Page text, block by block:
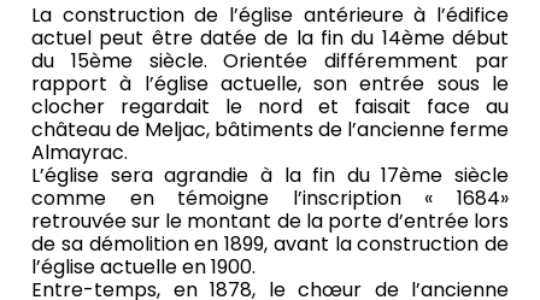
La construction de l’église antérieure à l’édifice
actuel peut être datée de la fin du 14ème début
du 15ème siècle. Orientée différemment par
rapport à l’église actuelle, son entrée sous le
clocher regardait le nord et faisait face au
château de Meljac, bâtiments de l’ancienne ferme
Almayrac.
L’église sera agrandie à la fin du 17ème siècle
comme en témoigne l’inscription « 1684»
retrouvée sur le montant de la porte d’entrée lors
de sa démolition en 1899, avant la construction de
l’église actuelle en 1900.
Entre-temps, en 1878, le chœur de l’ancienne